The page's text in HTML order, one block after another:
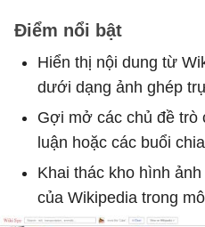
Điểm nổi bật
Hiển thị nội dung từ
dưới dạng ảnh ghép
Gợi mở các chủ đề trò
luận hoặc các buổi
Khai thác kho hình
của Wikipedia trong